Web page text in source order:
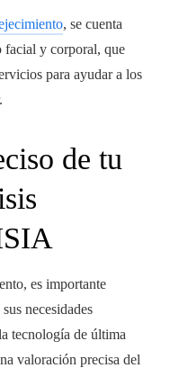
, se cuenta
facial y corporal, que
para ayudar a los
de tu
es importante
necesidades
tecnología de última
valoración precisa del